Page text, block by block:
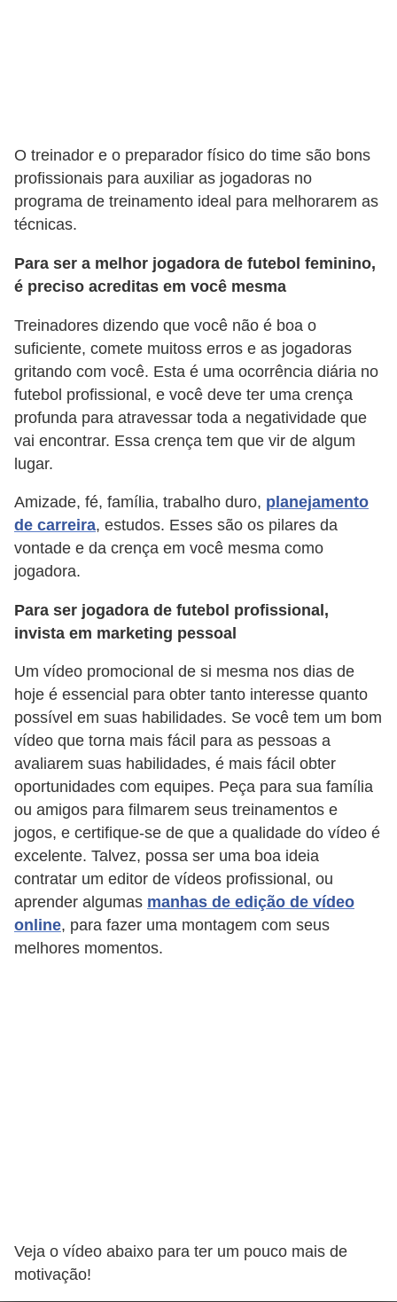
O treinador e o preparador físico do time são bons
profissionais para auxiliar as jogadoras no
programa de treinamento ideal para melhorarem as
técnicas.
Para ser a melhor jogadora de futebol feminino,
é preciso acreditas em você mesma
Treinadores dizendo que você não é boa o
suficiente, comete muitoss erros e as jogadoras
gritando com você. Esta é uma ocorrência diária no
futebol profissional, e você deve ter uma crença
profunda para atravessar toda a negatividade que
vai encontrar. Essa crença tem que vir de algum
lugar.
Amizade, fé, família, trabalho duro, planejamento
de carreira, estudos. Esses são os pilares da
vontade e da crença em você mesma como
jogadora.
Para ser jogadora de futebol profissional,
invista em marketing pessoal
Um vídeo promocional de si mesma nos dias de
hoje é essencial para obter tanto interesse quanto
possível em suas habilidades. Se você tem um bom
vídeo que torna mais fácil para as pessoas a
avaliarem suas habilidades, é mais fácil obter
oportunidades com equipes. Peça para sua família
ou amigos para filmarem seus treinamentos e
jogos, e certifique-se de que a qualidade do vídeo é
excelente. Talvez, possa ser uma boa ideia
contratar um editor de vídeos profissional, ou
aprender algumas manhas de edição de vídeo
online, para fazer uma montagem com seus
melhores momentos.
Veja o vídeo abaixo para ter um pouco mais de
motivação!
I
l
u
s
ã
o
d
e
ó
t
c
a
P
i
d
a
s
P
o
d
u
t
i
v
i
d
a